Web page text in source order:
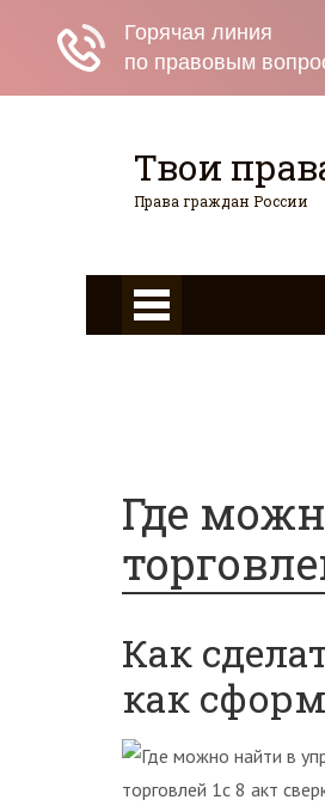
Твои
Права граждан России
Где
Как
как